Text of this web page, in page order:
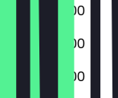
08:00 - 17:00
08:00 - 17:00
08:00 - 17:00